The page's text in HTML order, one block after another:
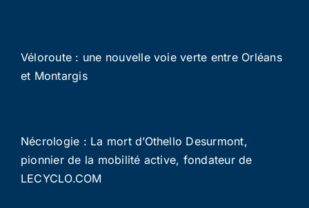
Véloroute : une nouvelle voie verte entre Orléans
et Montargis
Nécrologie : La mort d’Othello Desurmont,
pionnier de la mobilité active, fondateur de
LECYCLO.COM